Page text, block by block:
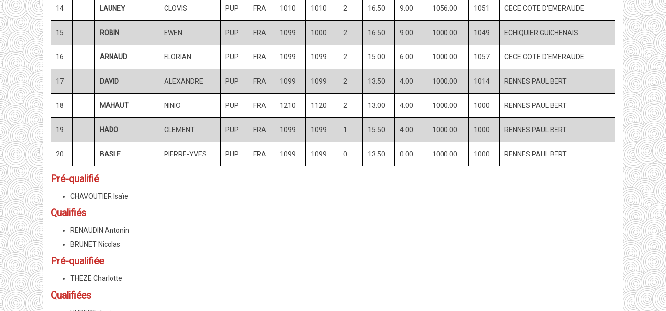
14 LAUNEY CLOVIS PUP FRA 1010 1010 2 16.50 9.00 1056.00 1051 CECE COTE D'EMERAUDE
15 ROBIN EWEN PUP FRA 1099 1000 2 16.50 9.00 1000.00 1049 ECHIQUIER GUICHENAIS
16 ARNAUD FLORIAN PUP FRA 1099 1099 2 15.00 6.00 1000.00 1057 CECE COTE D'EMERAUDE
17 DAVID ALEXANDRE PUP FRA 1099 1099 2 13.50 4.00 1000.00 1014 RENNES PAUL BERT
18 MAHAUT NINIO PUP FRA 1210 1120 2 13.00 4.00 1000.00 1000 RENNES PAUL BERT
19 HADO CLEMENT PUP FRA 1099 1099 1 15.50 4.00 1000.00 1000 RENNES PAUL BERT
20 BASLE PIERRE-YVES PUP FRA 1099 1099 0 13.50 0.00 1000.00 1000 RENNES PAUL BERT
Pré-qualifié
CHAVOUTIER Isaïe
Qualifiés
RENAUDIN Antonin
BRUNET Nicolas
Pré-qualifiée
THEZE Charlotte
Qualifiées